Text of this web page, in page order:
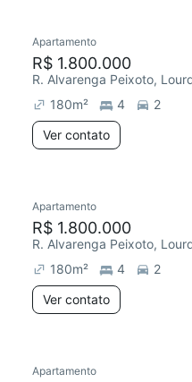
Apartamento
R$ 1.800.000
R. Alvarenga Peixoto,
180m² 4
2
Ver contato
Apartamento
R$ 1.800.000
R. Alvarenga Peixoto,
180m² 4
2
Ver contato
Apartamento